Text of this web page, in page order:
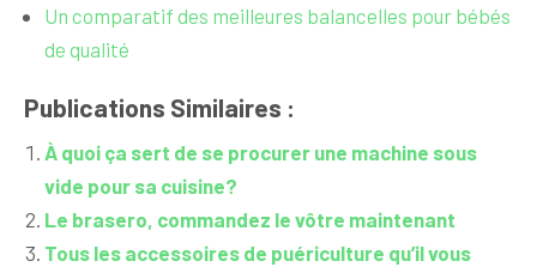
Un comparatif des meilleures balancelles pour bébés
de qualité
Publications Similaires :
À quoi ça sert de se procurer une machine sous
vide pour sa cuisine?
Le brasero, commandez le vôtre maintenant
Tous les accessoires de puériculture qu’il vous